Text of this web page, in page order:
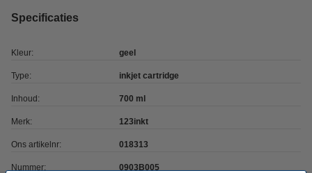
Specificaties
Kleur: geel
Type: inkjet cartridge
Inhoud: 700 ml
Merk: 123inkt
Ons artikelnr: 018313
Nummer: 0903B005